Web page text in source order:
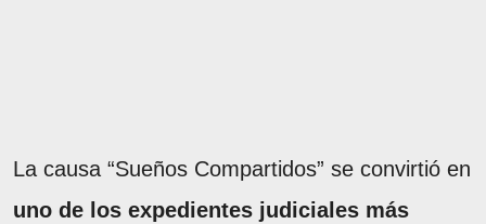
La causa “Sueños Compartidos” se convirtió en
uno de los expedientes judiciales más